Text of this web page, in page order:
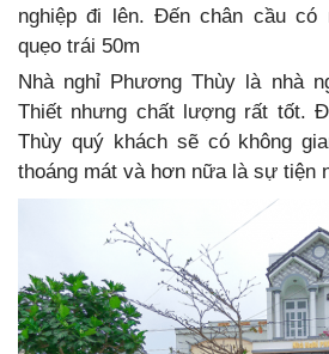
nghiệp đi lên. Đến chân cầu có
quẹo trái 50m
Nhà nghỉ Phương Thùy là nhà
Thiết nhưng chất lượng rất tốt.
Thùy quý khách sẽ có không
thoáng mát và hơn nữa là sự tiện